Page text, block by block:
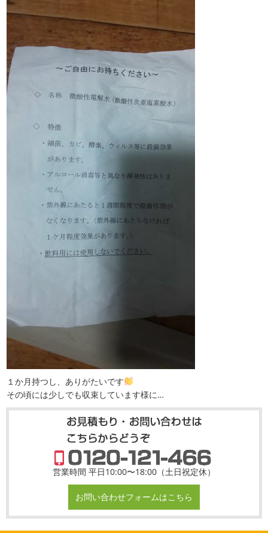
１か月持つし、ありがたいです
その頃には少しでも収束しています様に…
営業時間 平日10:00〜18:00（土日祝定休）
お問い合わせフォームはこちら